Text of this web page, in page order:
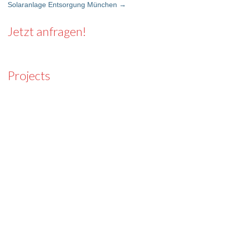
Post navigation
Solaranlage Entsorgung München →
Jetzt anfragen!
Projects